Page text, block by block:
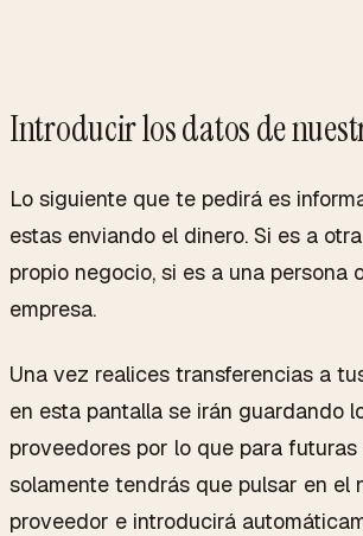
Introducir los datos de
Lo siguiente que te pedirá es
estas enviando el dinero. Si es a
propio negocio, si es a una persona
empresa.
Una vez realices transferencias a
en esta pantalla se irán guardando
proveedores por lo que para
solamente tendrás que pulsar en el
proveedor e introducirá